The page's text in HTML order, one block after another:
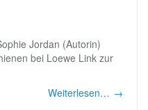
Jordan (Autorin)
bei Loewe Link zur
Weiterlesen… →